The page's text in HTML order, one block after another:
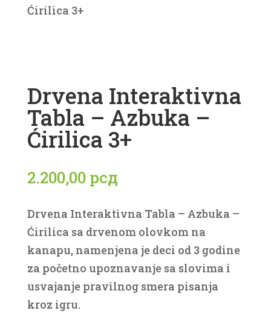
Ćirilica 3+
Drvena Interaktivna
Tabla – Azbuka –
Ćirilica 3+
2.200,00 рсд
Drvena Interaktivna Tabla – Azbuka –
Ćirilica sa drvenom olovkom na
kanapu, namenjena je deci od 3 godine
za početno upoznavanje sa slovima i
usvajanje pravilnog smera pisanja
kroz igru.